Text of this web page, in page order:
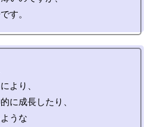
より、
に成長したり、
うな